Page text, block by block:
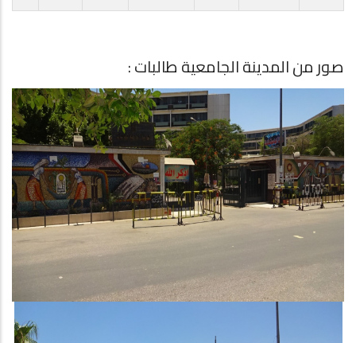
صور من المدينة الجامعية طالبات :